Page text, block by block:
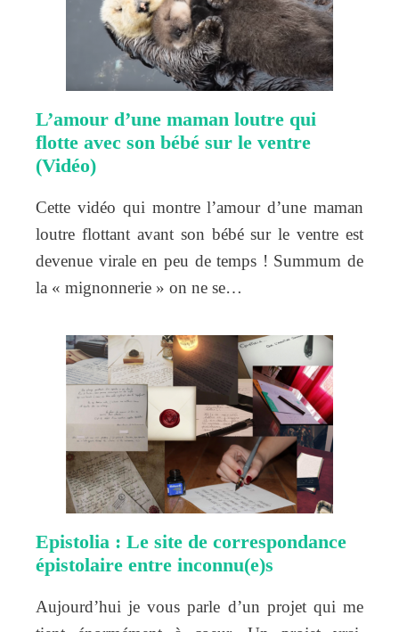
L’amour d’une maman loutre qui
flotte avec son bébé sur le ventre
(Vidéo)
Cette vidéo qui montre l’amour d’une maman
loutre flottant avant son bébé sur le ventre est
devenue virale en peu de temps ! Summum de
la « mignonnerie » on ne se…
Epistolia : Le site de correspondance
épistolaire entre inconnu(e)s
Aujourd’hui je vous parle d’un projet qui me